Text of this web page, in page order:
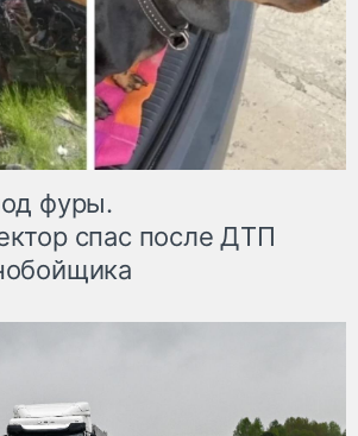
фуры.
спас после ДТП